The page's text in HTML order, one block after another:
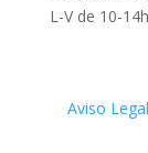
L-V de 10-
Aviso Legal